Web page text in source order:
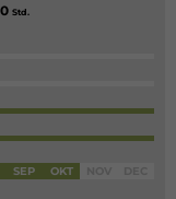
Std.
SEP OKT